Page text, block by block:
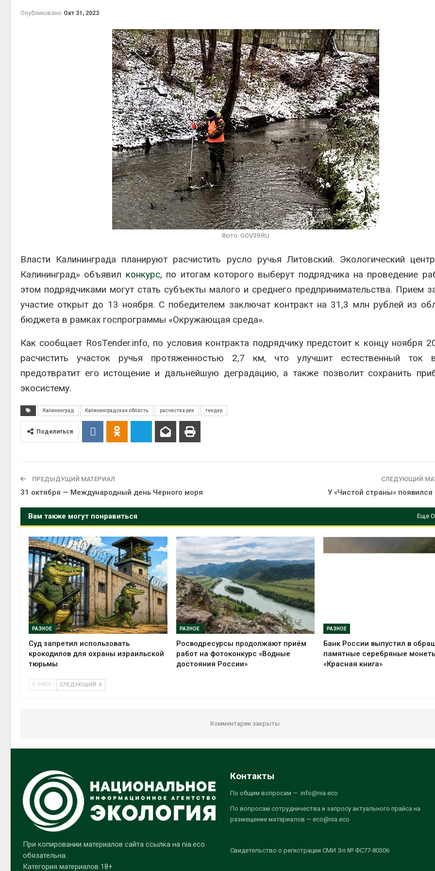
Опубликовано Окт 31, 2023
Фото: GOV39.RU
Власти Калининграда планируют расчистить русло ручья Литовский. Экологический
Калининград» объявил конкурс, по итогам которого выберут подрядчика на проведение
этом подрядчиками могут стать субъекты малого и среднего предпринимательства. Прием
участие открыт до 13 ноября. С победителем заключат контракт на 31,3 млн рублей из
бюджета в рамках госпрограммы «Окружающая среда».
Как сообщает RosTender.info, по условия контракта подрядчику предстоит к концу ноября
расчистить участок ручья протяженностью 2,7 км, что улучшит естественный ток
предотвратит его истощение и дальнейшую деградацию, а также позволит сохранить
экосистему.
Калининград Калининградская область расчистка рек тендер
Поделиться
ПРЕДЫДУЩИЙ МАТЕРИАЛ
31 октября — Международный день Черного моря
СЛЕДУЮЩИЙ
У «Чистой страны» появился
Вам также могут понравиться Еще
РАЗНОЕ
Суд запретил использовать
крокодилов для охраны израильской
тюрьмы
РАЗНОЕ
Росводресурсы продолжают приём
работ на фотоконкурс «Водные
достояния России»
РАЗНОЕ
Банк России выпустил в
памятные серебряные
«Красная книга»
PREV СЛЕДУЮЩИЙ
Комментарии закрыты.
Авг 5, 2026
Стартовал прием заявок
на экологическую
премию
«Экопозитив-2026»
Омская область получит
ещё 598 млн рублей на
перевод частных домов
на газ
В Японии высаживают прибрежные
леса для защиты от цунами
Суд взыскал с
золотодобывающей
компании 145,4 млн
рублей за ущерб недрам
животных
гидротермальных источников
Авг 5, 2026
производить «животный»
белок для растительного
мяса
Авг 6, 2026
Засуха в Индонезии
увеличила производство
соли почти в 20 раз
Авг 6, 2026
В пяти странах Амазонии
задержали более 800
человек в ходе операции
против экологических
преступлений
Авг 6, 2026
Новый порядок расчёта
нарушений квот на
промышленные выбросы
может появиться в
ближайшее время
В Ирбите начнут
рекордного дождевого
Авг 6, 2026
Авг 5, 2026
Авг 5, 2026
При копировании материалов сайта ссылка на nia.eco
обязательна.
Категория материалов 18+
Контакты
По общим вопросам — info@nia.eco
По вопросам сотрудничества и запросу актуального прайса на
размещение материалов — eco@nia.eco
Свидетельство о регистрации СМИ Эл № ФС77-80306